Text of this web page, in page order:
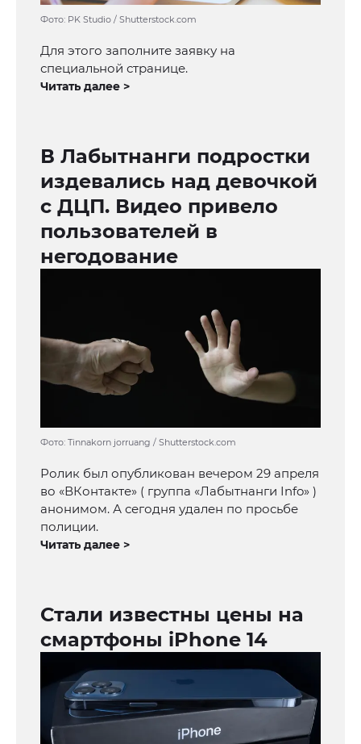
Фото: PK Studio / Shutterstock.com
Для этого заполните заявку на
специальной странице.
Читать далее >
В Лабытнанги подростки
издевались над девочкой
с ДЦП. Видео привело
пользователей в
негодование
Фото: Tinnakorn jorruang / Shutterstock.com
Ролик был опубликован вечером 29 апреля
во «ВКонтакте» ( группа «Лабытнанги Info» )
анонимом. А сегодня удален по просьбе
полиции.
Читать далее >
Стали известны цены на
смартфоны iPhone 14